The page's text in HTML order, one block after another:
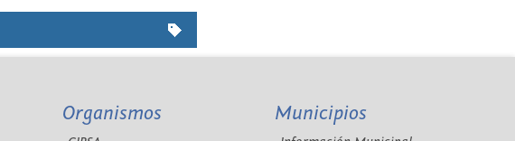
Organismos Municipios